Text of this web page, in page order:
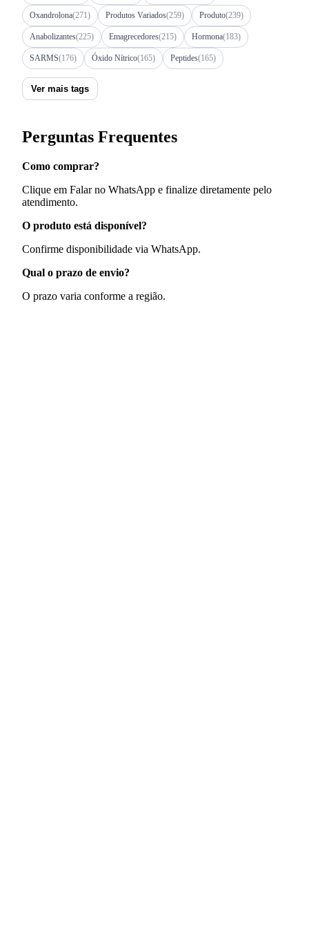
Oxandrolona(271) Produtos Variados(259) Produto(239)
Anabolizantes(225) Emagrecedores(215) Hormona(183)
SARMS(176) Óxido Nítrico(165) Peptides(165)
Ver mais tags
Perguntas Frequentes
Como comprar?
Clique em Falar no WhatsApp e finalize diretamente pelo
atendimento.
O produto está disponível?
Confirme disponibilidade via WhatsApp.
Qual o prazo de envio?
O prazo varia conforme a região.